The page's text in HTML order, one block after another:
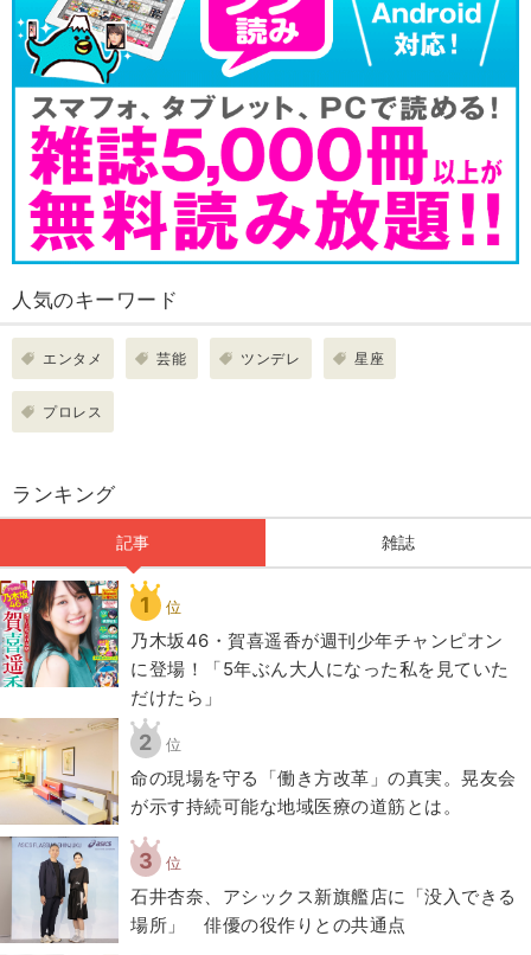
人気のキーワード
エンタメ 芸能 ツンデレ 星座
プロレス
ランキング
記事 雑誌
1 位
乃木坂46・賀喜遥香が週刊少年チャンピオン
に登場！「5年ぶん大人になった私を見ていた
だけたら」
2 位
​命の現場を守る「働き方改革」の真実。晃友会
が示す持続可能な地域医療の道筋とは。
3 位
石井杏奈、アシックス新旗艦店に「没入できる
場所」 俳優の役作りとの共通点